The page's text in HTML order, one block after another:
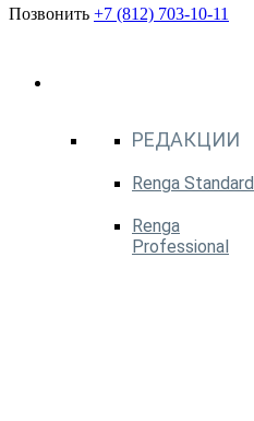
Позвонить +7 (812) 703-10-11
РЕДАКЦИИ
Renga Standard
Renga
Professional